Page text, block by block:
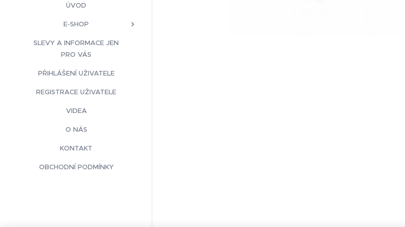
ÚVOD
E-SHOP
SLEVY A INFORMACE JEN
PRO VÁS
PŘIHLÁŠENÍ UŽIVATELE
REGISTRACE UŽIVATELE
VIDEA
O NÁS
KONTAKT
OBCHODNÍ PODMÍNKY